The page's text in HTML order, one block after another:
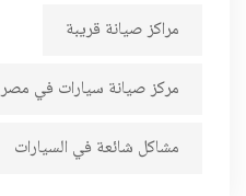
مراكز صيانة قريبة
مركز صيانة سيارات في مصر
مشاكل شائعة في السيارات